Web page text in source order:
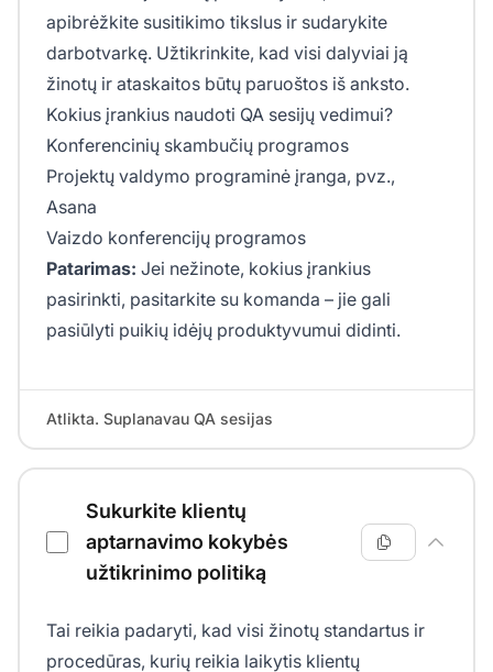
apibrėžkite susitikimo tikslus ir sudarykite
darbotvarkę. Užtikrinkite, kad visi dalyviai ją
žinotų ir ataskaitos būtų paruoštos iš anksto.
Kokius įrankius naudoti QA sesijų vedimui?
Konferencinių skambučių programos
Projektų valdymo programinė įranga, pvz.,
Asana
Vaizdo konferencijų programos
Patarimas: Jei nežinote, kokius įrankius
pasirinkti, pasitarkite su komanda – jie gali
pasiūlyti puikių idėjų produktyvumui didinti.
Atlikta. Suplanavau QA sesijas
Sukurkite klientų
aptarnavimo kokybės
užtikrinimo politiką
Tai reikia padaryti, kad visi žinotų standartus ir
procedūras, kurių reikia laikytis klientų